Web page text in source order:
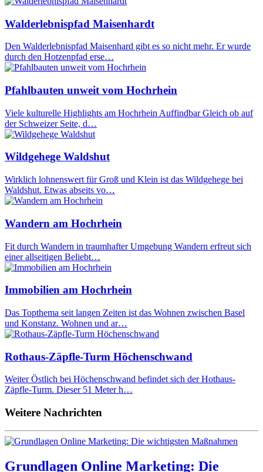
Walderlebnispfad Maisenhardt
Den Walderlebnispfad Maisenhard gibt es so nicht mehr. Er wurde
durch den Hotzenpfad erse…
Pfahlbauten unweit vom Hochrhein
Viele kulturelle Highlights am Hochrhein Auffindbar Gleich ob auf
der Schweizer Seite, d…
Wildgehege Waldshut
Wirklich lohnenswert für Groß und Klein ist das Wildgehege bei
Waldshut. Etwas abseits vo…
Wandern am Hochrhein
Fit durch Wandern in traumhafter Umgebung Wandern erfreut sich
einer allseitigen Beliebt…
Immobilien am Hochrhein
Das Topthema seit langen Zeiten ist das Wohnen zwischen Basel
und Konstanz. Wohnen und ar…
Rothaus-Zäpfle-Turm Höchenschwand
Weiter Östlich bei Höchenschwand befindet sich der Hothaus-
Zäpfle-Turm. Dieser 51 Meter h…
Weitere Nachrichten
Grundlagen Online Marketing: Die